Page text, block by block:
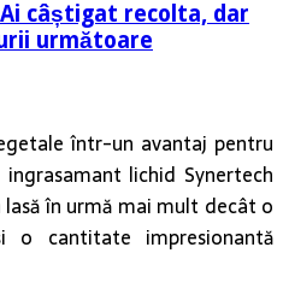
câștigat recolta, dar
următoare
într-un avantaj pentru
lichid Synertech
lasă în urmă mai mult decât o
o cantitate impresionantă